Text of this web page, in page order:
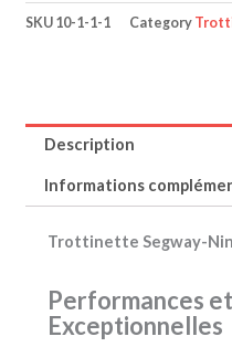
SKU 10-1-1-1 Category
Description
Informations
Trottinette Segway-
Performances
Exceptionnelles